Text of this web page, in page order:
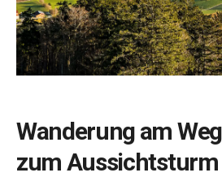
Wanderung am
zum Aussichtsturm